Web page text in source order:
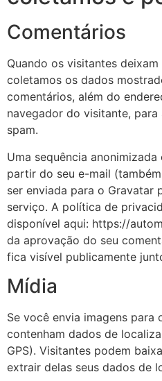
Comentários
Quando os visitantes
coletamos os dados
comentários, além do
navegador do visitante,
spam.
Uma sequência
partir do seu e-mail
ser enviada para o Gravatar
serviço. A política de
disponível aqui: https://
da aprovação do seu
fica visível publicamente
Mídia
Se você envia imagens para
contenham dados de
GPS). Visitantes podem
extrair delas seus dados de